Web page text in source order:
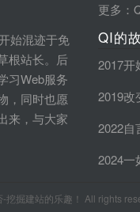
始混迹于免
根站长。后
习Web服务
，同时也愿
来，与大家
更多：
QI的
2017开
2019改
2022自
2024一
掘建站的乐趣！ All rights